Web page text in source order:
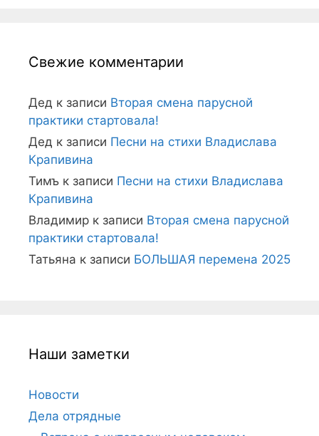
Свежие комментарии
Дед к записи Вторая смена парусной
практики стартовала!
Дед к записи Песни на стихи Владислава
Крапивина
Тимъ к записи Песни на стихи Владислава
Крапивина
Владимир к записи Вторая смена парусной
практики стартовала!
Татьяна к записи БОЛЬШАЯ перемена 2025
Наши заметки
Новости
Дела отрядные